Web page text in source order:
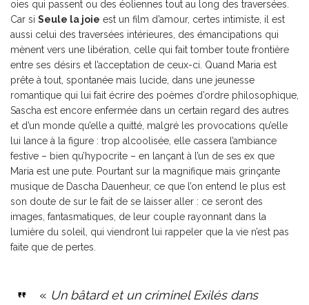
oies qui passent ou des éoliennes tout au long des traversées.
Car si Seule la joie est un film d’amour, certes intimiste, il est
aussi celui des traversées intérieures, des émancipations qui
mènent vers une libération, celle qui fait tomber toute frontière
entre ses désirs et l’acceptation de ceux-ci. Quand Maria est
prête à tout, spontanée mais lucide, dans une jeunesse
romantique qui lui fait écrire des poèmes d’ordre philosophique,
Sascha est encore enfermée dans un certain regard des autres
et d’un monde qu’elle a quitté, malgré les provocations qu’elle
lui lance à la figure : trop alcoolisée, elle cassera l’ambiance
festive – bien qu’hypocrite – en lançant à l’un de ses ex que
Maria est une pute. Pourtant sur la magnifique mais grinçante
musique de Dascha Dauenheur, ce que l’on entend le plus est
son doute de sur le fait de se laisser aller : ce seront des
images, fantasmatiques, de leur couple rayonnant dans la
lumière du soleil, qui viendront lui rappeler que la vie n’est pas
faite que de pertes.
« Un bâtard et un criminel Exilés dans